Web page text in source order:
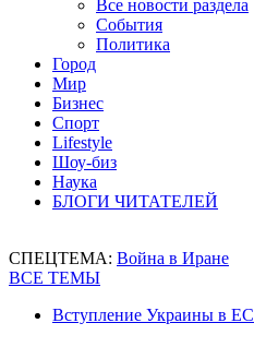
Все новости раздела
События
Политика
Город
Мир
Бизнес
Спорт
Lifestyle
Шоу-биз
Наука
БЛОГИ ЧИТАТЕЛЕЙ
СПЕЦТЕМА: Война в Иране
ВСЕ ТЕМЫ
Вступление Украины в ЕС